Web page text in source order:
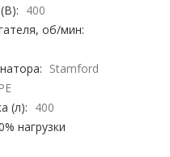
400
об/мин:
Stamford
(л): 400
нагрузки